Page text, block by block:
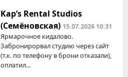
Kap’s Rental Studios
(Семёновская) 15.07.2026 10:31
Ярмарочное кидалово.
Забронирорвал студию через сайт
(т.к. по телефону в брони отказали),
оплатил...